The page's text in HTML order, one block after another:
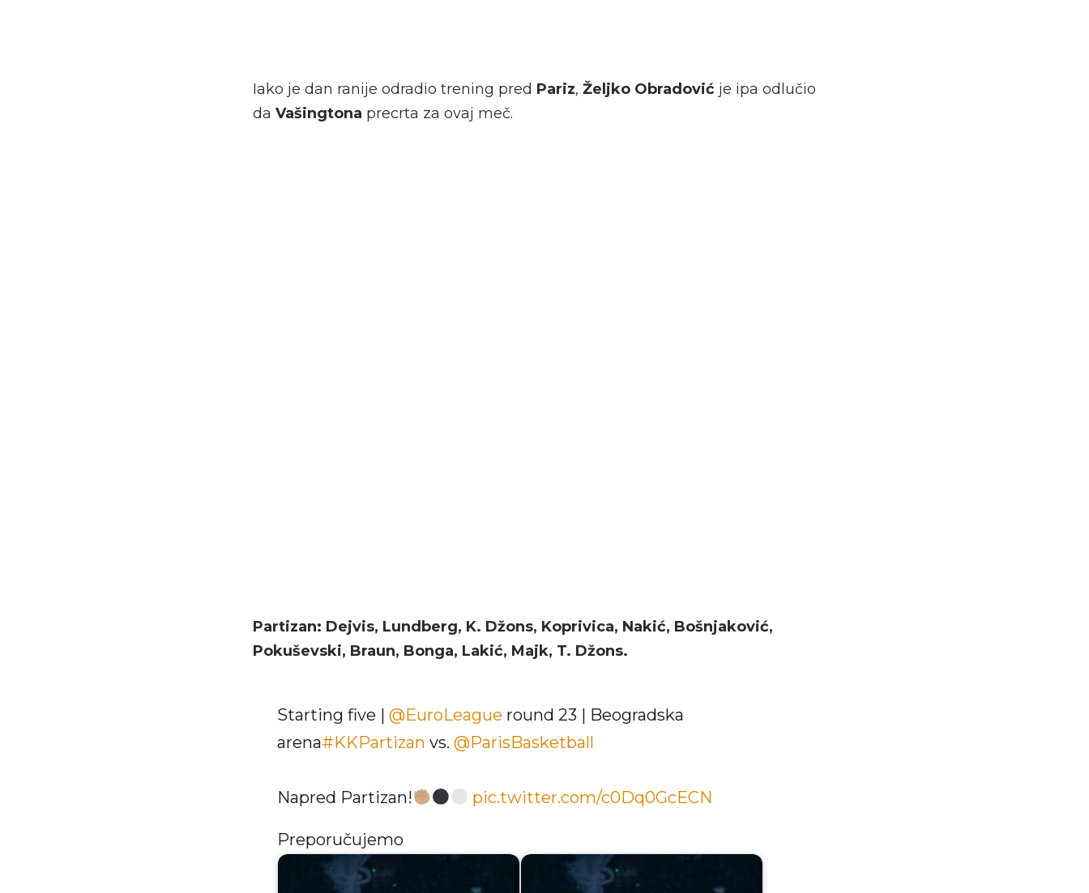
Iako je dan ranije odradio trening pred Pariz, Željko Obradović je ipa odlučio
da Vašingtona precrta za ovaj meč.
Partizan: Dejvis, Lundberg, K. Džons, Koprivica, Nakić, Bošnjaković,
Pokuševski, Braun, Bonga, Lakić, Majk, T. Džons.
Starting five |@EuroLeague round 23 | Beogradska
arena#KKPartizan vs.@ParisBasketball
Napred Partizan! pic.twitter.com/c0Dq0GcECN
Preporučujemo